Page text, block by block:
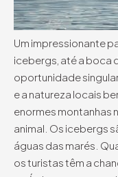
Um impressionante
icebergs, até a boca
oportunidade
e a natureza locais
enormes montanhas
animal. Os icebergs
águas das marés.
os turistas têm a